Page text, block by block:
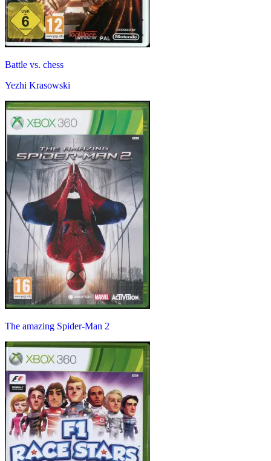
Battle vs. chess
Yezhi Krasowski
The amazing Spider-Man 2